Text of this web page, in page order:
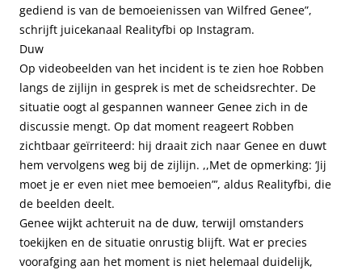
gediend is van de bemoeienissen van Wilfred Genee”,
schrijft juicekanaal Realityfbi op Instagram.
Duw
Op videobeelden van het incident is te zien hoe Robben
langs de zijlijn in gesprek is met de scheidsrechter. De
situatie oogt al gespannen wanneer Genee zich in de
discussie mengt. Op dat moment reageert Robben
zichtbaar geïrriteerd: hij draait zich naar Genee en duwt
hem vervolgens weg bij de zijlijn. ,,Met de opmerking: ‘Jij
moet je er even niet mee bemoeien”’, aldus Realityfbi, die
de beelden deelt.
Genee wijkt achteruit na de duw, terwijl omstanders
toekijken en de situatie onrustig blijft. Wat er precies
voorafging aan het moment is niet helemaal duidelijk,